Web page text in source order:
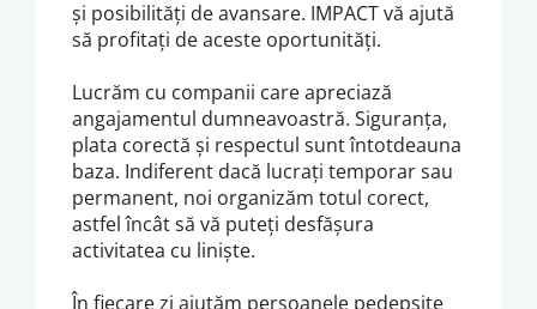
și posibilități de avansare. IMPACT vă ajută
să profitați de aceste oportunități.
Lucrăm cu companii care apreciază
angajamentul dumneavoastră. Siguranța,
plata corectă și respectul sunt întotdeauna
baza. Indiferent dacă lucrați temporar sau
permanent, noi organizăm totul corect,
astfel încât să vă puteți desfășura
activitatea cu liniște.
În fiecare zi ajutăm persoanele pedepsite